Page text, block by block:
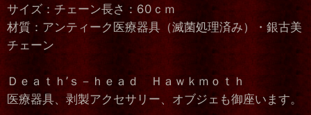
サイズ：チェーン長さ：60ｃｍ
材質：アンティーク医療器具（滅菌処理済み）・銀古美
チェーン
Ｄｅａｔｈ’ｓ－ｈｅａｄ Ｈａｗｋｍｏｔｈ
医療器具、剥製アクセサリー、オブジェも御座います。